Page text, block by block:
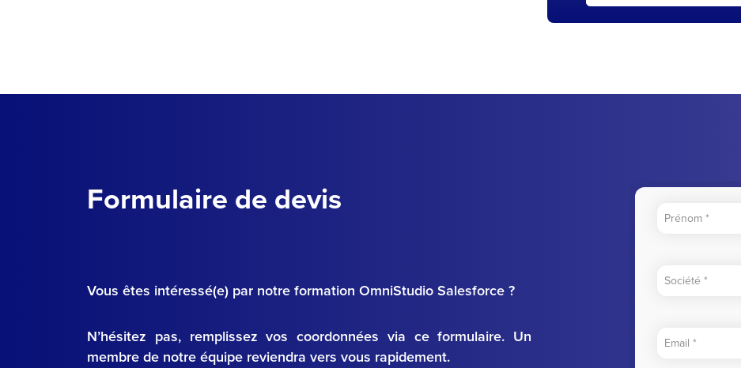
Formulaire de devis
Vous êtes intéressé(e) par notre formation OmniStudio Salesforce ?
N’hésitez pas, remplissez vos coordonnées via ce formulaire. Un
membre de notre équipe reviendra vers vous rapidement.